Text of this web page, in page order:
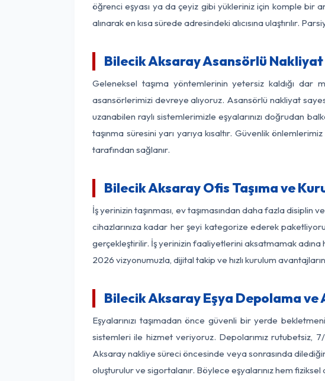
öğrenci eşyası ya da çeyiz gibi yükleriniz için komple bir
alınarak en kısa sürede adresindeki alıcısına ulaştırılır.
Bilecik Aksaray Asansörlü
Geleneksel taşıma yöntemlerinin yetersiz kaldığı
asansörlerimizi devreye alıyoruz. Asansörlü nakliyat
uzanabilen raylı sistemlerimizle eşyalarınızı doğrudan
taşınma süresini yarı yarıya kısaltır. Güvenlik
tarafından sağlanır.
Bilecik Aksaray Ofis Taşıma ve
İş yerinizin taşınması, ev taşımasından daha fazla
cihazlarınıza kadar her şeyi kategorize ederek
gerçekleştirilir. İş yerinizin faaliyetlerini aksatmamak adına
2026 vizyonumuzla, dijital takip ve hızlı kurulum
Bilecik Aksaray Eşya Depolama ve
Eşyalarınızı taşımadan önce güvenli bir yerde
sistemleri ile hizmet veriyoruz. Depolarımız rutubetsiz,
Aksaray nakliye süreci öncesinde veya sonrasında
oluşturulur ve sigortalanır. Böylece eşyalarınız hem